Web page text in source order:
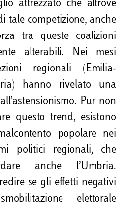
attrezzato che altrove
tale competizione, anche
tra queste coalizioni
alterabili. Nei mesi
regionali (Emilia-
hanno rivelato una
Pur non
questo trend, esistono
popolare nei
politici regionali, che
anche l’Umbria.
se gli effetti negativi
elettorale